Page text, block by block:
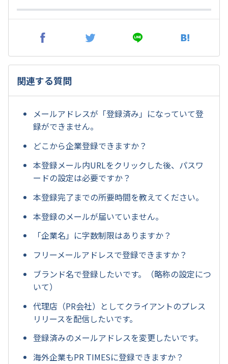
関連する質問
メールアドレスが「登録済み」になっていて登
録ができません。
どこから企業登録できますか？
本登録メール内URLをクリックした後、パスワ
ードの設定は必要ですか？
本登録完了までの所要時間を教えてください。
本登録のメールが届いていません。
「企業名」に字数制限はありますか？
フリーメールアドレスで登録できますか？
ブランド名で登録したいです。（略称の設定につ
いて）
代理店（PR会社）としてクライアントのプレス
リリースを配信したいです。
登録済みのメールアドレスを変更したいです。
海外企業もPR TIMESに登録できますか？